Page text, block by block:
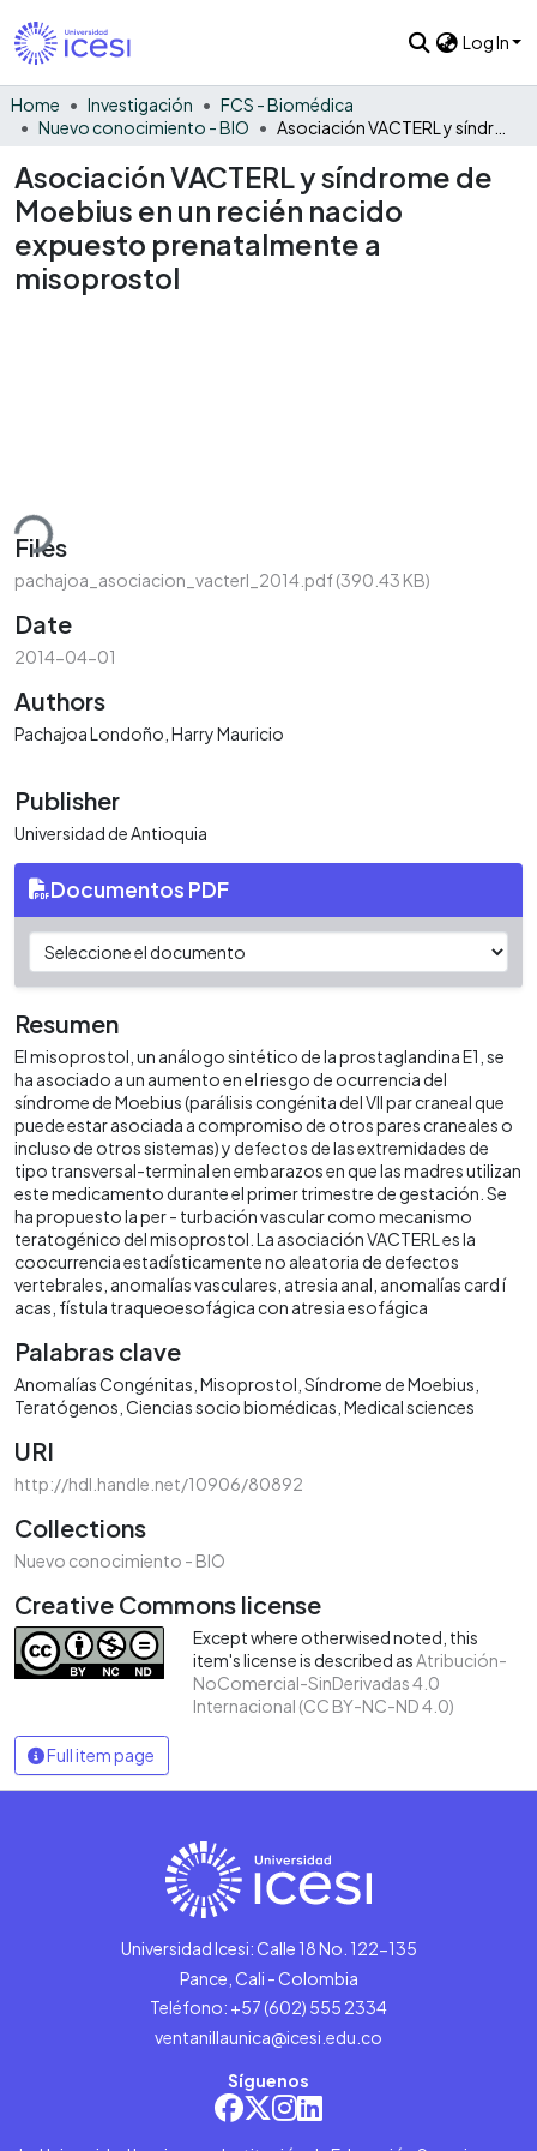
Log In
Home Investigación
FCS - Biomédica
Nuevo conocimiento - BIO
Asociación VACTERL y síndrome de
Moebius en un recién nacido
expuesto prenatalmente a
misoprostol
Files
pachajoa_asociacion_vacterl_2014.pdf(390.43 KB)
Date
2014-04-01
Authors
Pachajoa Londoño, Harry Mauricio
Publisher
Universidad de Antioquia
Documentos PDF
Resumen
El misoprostol, un análogo sintético de la prostaglandina E1, se
ha asociado a un aumento en el riesgo de ocurrencia del
síndrome de Moebius (parálisis congénita del VII par craneal que
puede estar asociada a compromiso de otros pares craneales o
incluso de otros sistemas) y defectos de las extremidades de
tipo transversal-terminal en embarazos en que las madres utilizan
este medicamento durante el primer trimestre de gestación. Se
ha propuesto la per - turbación vascular como mecanismo
teratogénico del misoprostol. La asociación VACTERL es la
coocurrencia estadísticamente no aleatoria de defectos
vertebrales, anomalías vasculares, atresia anal, anomalías card í
acas, fístula traqueoesofágica con atresia esofágica
Palabras clave
Anomalías Congénitas Misoprostol Síndrome de Moebius
Teratógenos Ciencias socio biomédicas Medical sciences
URI
http://hdl.handle.net/10906/80892
Collections
Nuevo conocimiento - BIO
Creative Commons license
Except where otherwised noted, this
item's license is described asAtribución-
NoComercial-SinDerivadas 4.0
Internacional (CC BY-NC-ND 4.0)
Full item page
Universidad Icesi: Calle 18 No. 122-135
Pance, Cali - Colombia
Teléfono: +57 (602) 555 2334
ventanillaunica@icesi.edu.co
Síguenos